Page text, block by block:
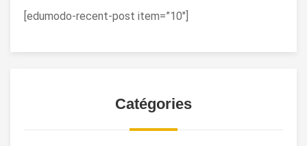
[edumodo-recent-post item=”10″]
Catégories